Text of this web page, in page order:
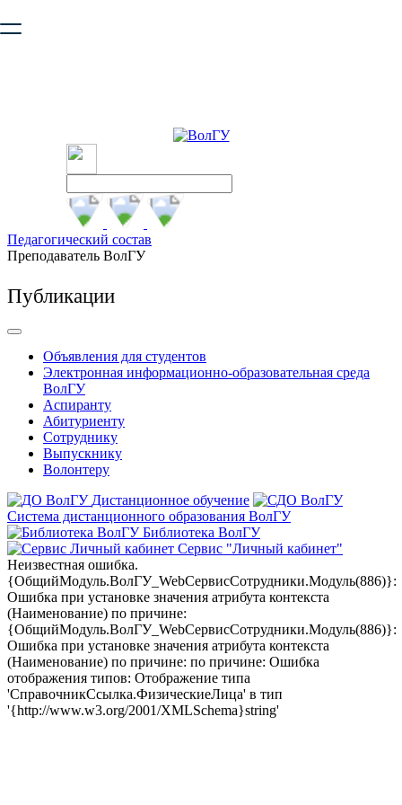
безопасную работу с сайтом. Пожалуйста
Педагогический состав
Преподаватель ВолГУ
Публикации
Объявления для студентов
Электронная информационно-образовательная среда
ВолГУ
Аспиранту
Абитуриенту
Сотруднику
Выпускнику
Волонтеру
Дистанционное обучение
Система дистанционного образования ВолГУ
Библиотека ВолГУ
Сервис "Личный кабинет"
Неизвестная ошибка.
{ОбщийМодуль.ВолГУ_WebСервисСотрудники.Модуль(886)}:
Ошибка при установке значения атрибута контекста
(Наименование) по причине:
{ОбщийМодуль.ВолГУ_WebСервисСотрудники.Модуль(886)}:
Ошибка при установке значения атрибута контекста
(Наименование) по причине: по причине: Ошибка
отображения типов: Отображение типа
'СправочникСсылка.ФизическиеЛица' в тип
'{http://www.w3.org/2001/XMLSchema}string'